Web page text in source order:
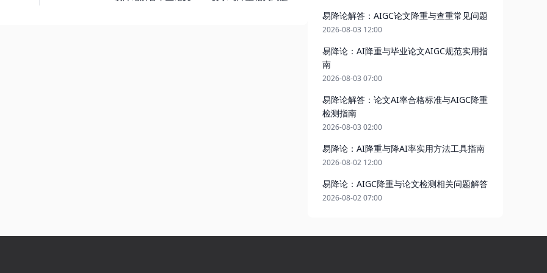
易降论解答：AIGC论文降重与查重常见问题
2026-08-03 12:00
易降论：AI降重与毕业论文AIGC规范实用指
南
2026-08-03 07:00
易降论解答：论文AI率合格标准与AIGC降重
检测指南
2026-08-03 02:00
易降论：AI降重与降AI率实用方法工具指南
2026-08-02 12:00
易降论：AIGC降重与论文检测相关问题解答
2026-08-02 07:00